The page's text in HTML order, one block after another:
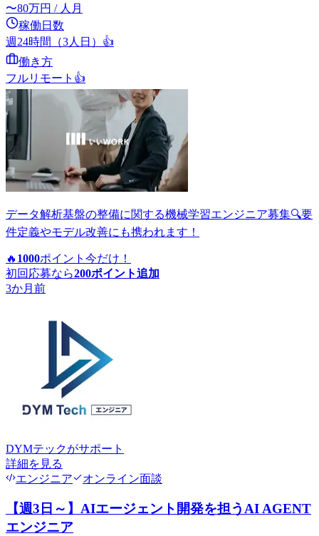
〜80万円 / 人月
稼働日数
週24時間（3人日） 👍
働き方
フルリモート 👍
データ解析基盤の整備に関する機械学習エンジニア募集🔍要
件定義やモデル改善にも携われます！
🔥 1000ポイント 今だけ！
初回応募なら200ポイント追加
3か月前
DYMテックがサポート
詳細を見る
エンジニア
オンライン面談
【週3日～】AIエージェント開発を担うAI AGENT
エンジニア